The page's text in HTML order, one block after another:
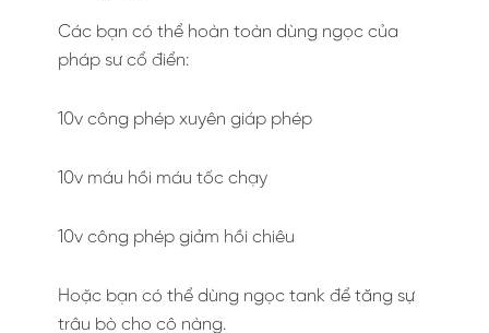
Các bạn có thể hoàn toàn dùng ngọc của
pháp sư cổ điển:
10v công phép xuyên giáp phép
10v máu hồi máu tốc chạy
10v công phép giảm hồi chiêu
Hoặc bạn có thể dùng ngọc tank để tăng sự
trâu bò cho cô nàng.